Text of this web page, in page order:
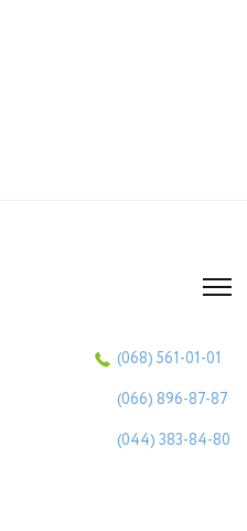
(068) 561-01-01
(066) 896-87-87
(044) 383-84-80